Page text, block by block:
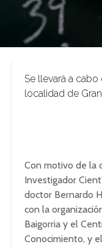
Se llevará a
localidad de
Con motivo de la
Investigador
doctor Bernardo
con la
Baigorria y el
Conocimiento, y